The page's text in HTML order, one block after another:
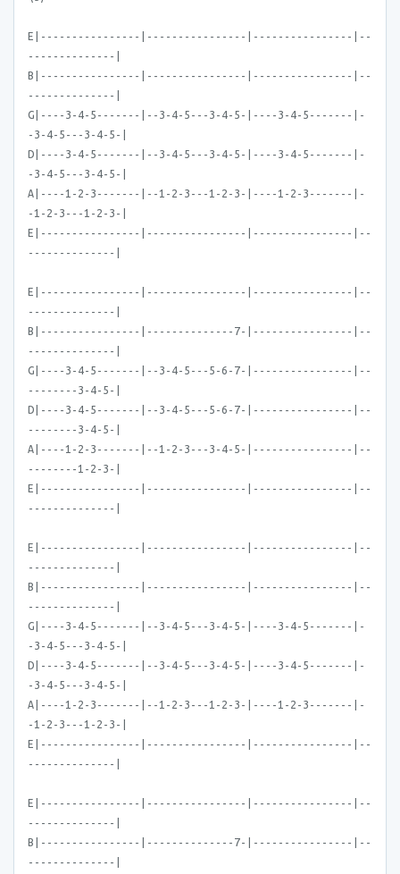
E|----------------|----------------|----------------|--
--------------|
B|----------------|----------------|----------------|--
--------------|
G|----3-4-5-------|--3-4-5---3-4-5-|----3-4-5-------|-
-3-4-5---3-4-5-|
D|----3-4-5-------|--3-4-5---3-4-5-|----3-4-5-------|-
-3-4-5---3-4-5-|
A|----1-2-3-------|--1-2-3---1-2-3-|----1-2-3-------|-
-1-2-3---1-2-3-|
E|----------------|----------------|----------------|--
--------------|
E|----------------|----------------|----------------|--
--------------|
B|----------------|--------------7-|----------------|--
--------------|
G|----3-4-5-------|--3-4-5---5-6-7-|----------------|--
--------3-4-5-|
D|----3-4-5-------|--3-4-5---5-6-7-|----------------|--
--------3-4-5-|
A|----1-2-3-------|--1-2-3---3-4-5-|----------------|--
--------1-2-3-|
E|----------------|----------------|----------------|--
--------------|
E|----------------|----------------|----------------|--
--------------|
B|----------------|----------------|----------------|--
--------------|
G|----3-4-5-------|--3-4-5---3-4-5-|----3-4-5-------|-
-3-4-5---3-4-5-|
D|----3-4-5-------|--3-4-5---3-4-5-|----3-4-5-------|-
-3-4-5---3-4-5-|
A|----1-2-3-------|--1-2-3---1-2-3-|----1-2-3-------|-
-1-2-3---1-2-3-|
E|----------------|----------------|----------------|--
--------------|
E|----------------|----------------|----------------|--
--------------|
B|----------------|--------------7-|----------------|--
--------------|